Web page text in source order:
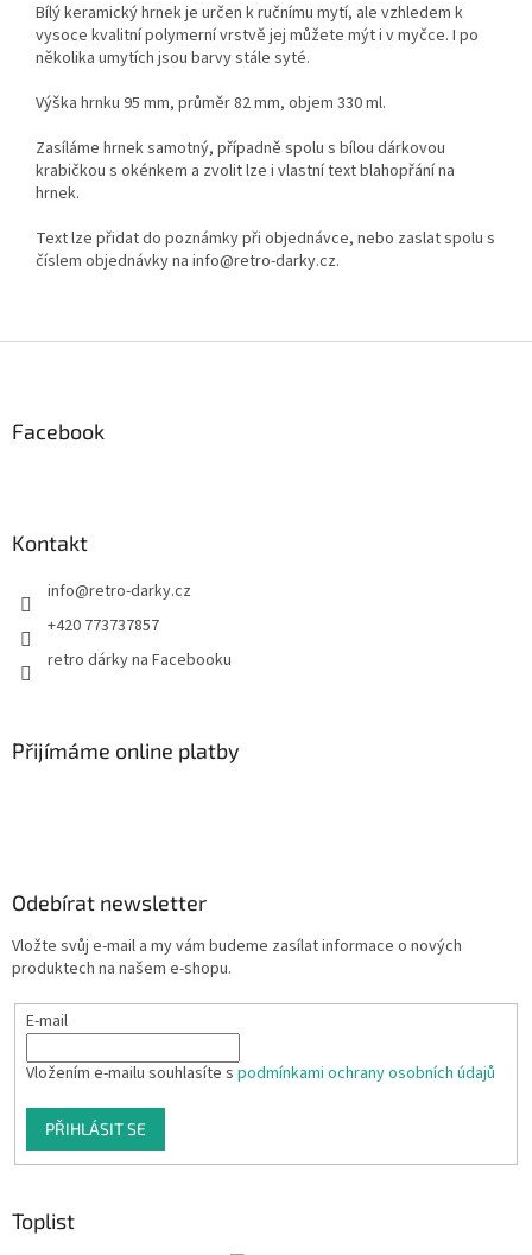
Bílý keramický hrnek je určen k ručnímu mytí, ale vzhledem k
vysoce kvalitní polymerní vrstvě jej můžete mýt i v myčce. I po
několika umytích jsou barvy stále syté.
Výška hrnku 95 mm, průměr 82 mm, objem 330 ml.
Zasíláme hrnek samotný, případně spolu s bílou dárkovou
krabičkou s okénkem a zvolit lze i vlastní text blahopřání na
hrnek.
Text lze přidat do poznámky při objednávce, nebo zaslat spolu s
číslem objednávky na info@retro-darky.cz.
Facebook
Kontakt
info@retro-darky.cz
+420 773737857
retro dárky na Facebooku
Přijímáme online platby
Odebírat newsletter
Vložte svůj e-mail a my vám budeme zasílat informace o nových
produktech na našem e-shopu.
E-mail
Vložením e-mailu souhlasíte s podmínkami ochrany osobních údajů
PŘIHLÁSIT SE
Toplist